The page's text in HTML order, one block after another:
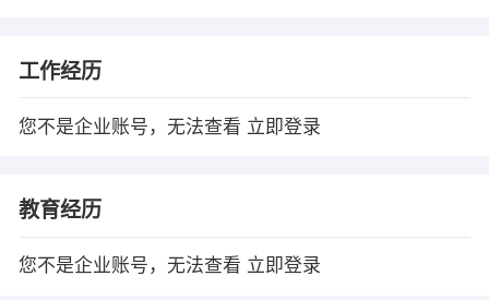
工作经历
您不是企业账号，无法查看 立即登录
教育经历
您不是企业账号，无法查看 立即登录